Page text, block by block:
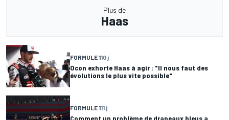
Plus de
Haas
FORMULE 110 j
Ocon exhorte Haas à agir : "Il nous faut des
évolutions le plus vite possible"
FORMULE 111 j
Comment un problème de drapeaux bleus a